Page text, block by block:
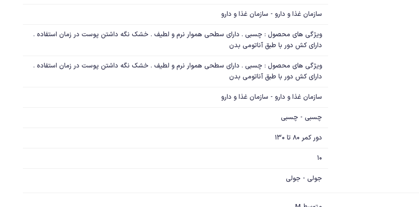
سازمان غذا و دارو - سازمان غذا و دارو
ویژگی های محصول : چسبی . دارای سطحی هموار نرم و لطیف . خشک نگه داشتن پوست در زمان استفاده .
دارای کش دور با طبق آناتومی بدن
ویژگی های محصول : چسبی . دارای سطحی هموار نرم و لطیف . خشک نگه داشتن پوست در زمان استفاده .
دارای کش دور با طبق آناتومی بدن
سازمان غذا و دارو - سازمان غذا و دارو
چسبی - چسبی
دور کمر 80 تا 130
10
جولی - جولی